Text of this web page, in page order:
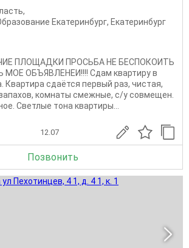
,
Екатеринбург, Екатеринбург
ПЛОЩАДКИ ПРОСЬБА НЕ БЕСПОКОИТЬ
ОБЪЯВЛЕНЕИ!!!! Сдам квартиру в
сдаётся первый раз, чистая,
комнаты смежные, c/у совмещен.
Светлые тона квартиры...
12.07
Позвонить